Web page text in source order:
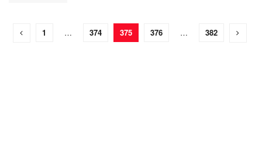
1 … 374 375 376 … 382